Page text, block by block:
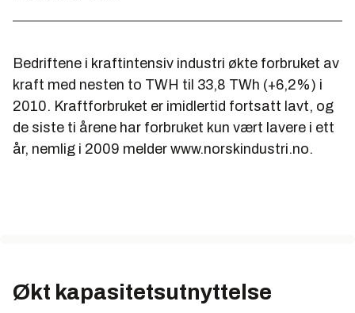
Bedriftene i kraftintensiv industri økte forbruket av
kraft med nesten to TWH til 33,8 TWh (+6,2%) i
2010. Kraftforbruket er imidlertid fortsatt lavt, og
de siste ti årene har forbruket kun vært lavere i ett
år, nemlig i 2009 melder www.norskindustri.no.
Økt kapasitetsutnyttelse